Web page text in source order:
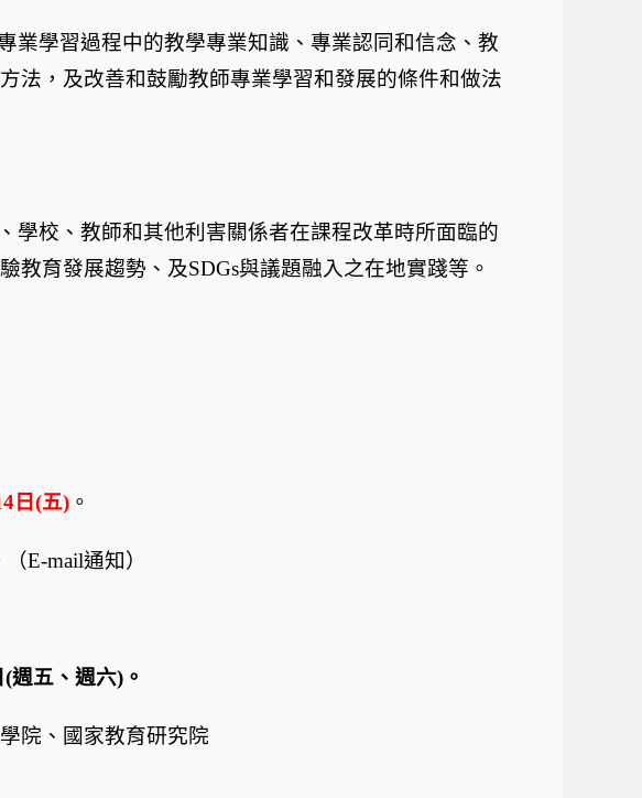
業學習過程中的教學專業知識、專業認同和信念、教
法，及改善和鼓勵教師專業學習和發展的條件和做法
學校、教師和其他利害關係者在課程改革時所面臨的
教育發展趨勢、及SDGs與議題融入之在地實踐等。
日 (五) 。
（E-mail通知）
(週五、週六) 。
院、國家教育研究院